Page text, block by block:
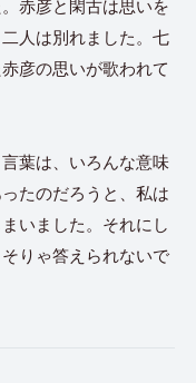
赤彦と閑古は思いを
人は別れました。七
彦の思いが歌われて
葉は、いろんな意味
たのだろうと、私は
いました。それにし
りゃ答えられないで